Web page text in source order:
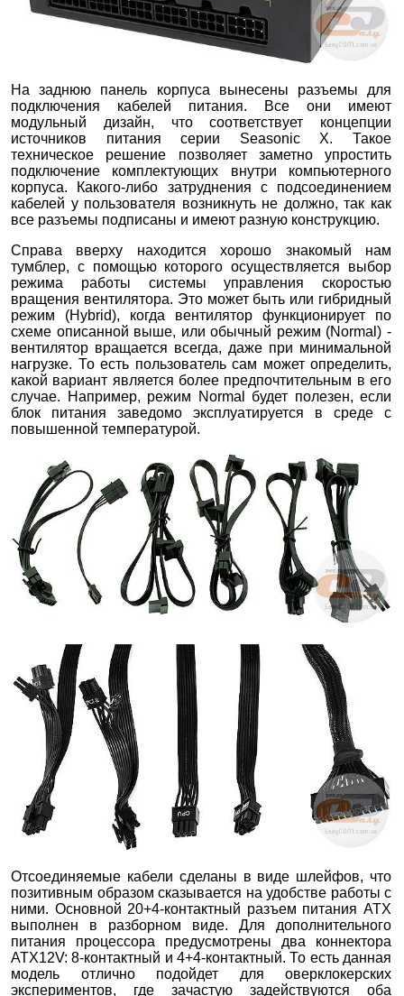
На заднюю панель корпуса вынесены разъемы для
подключения кабелей питания. Все они имеют
модульный дизайн, что соответствует концепции
источников питания серии Seasonic X. Такое
техническое решение позволяет заметно упростить
подключение комплектующих внутри компьютерного
корпуса. Какого-либо затруднения с подсоединением
кабелей у пользователя возникнуть не должно, так как
все разъемы подписаны и имеют разную конструкцию.
Справа вверху находится хорошо знакомый нам
тумблер, с помощью которого осуществляется выбор
режима работы системы управления скоростью
вращения вентилятора. Это может быть или гибридный
режим (Hybrid), когда вентилятор функционирует по
схеме описанной выше, или обычный режим (Normal) -
вентилятор вращается всегда, даже при минимальной
нагрузке. То есть пользователь сам может определить,
какой вариант является более предпочтительным в его
случае. Например, режим Normal будет полезен, если
блок питания заведомо эксплуатируется в среде с
повышенной температурой.
Отсоединяемые кабели сделаны в виде шлейфов, что
позитивным образом сказывается на удобстве работы с
ними. Основной 20+4-контактный разъем питания ATX
выполнен в разборном виде. Для дополнительного
питания процессора предусмотрены два коннектора
ATX12V: 8-контактный и 4+4-контактный. То есть данная
модель отлично подойдет для оверклокерских
экспериментов, где зачастую задействуются оба